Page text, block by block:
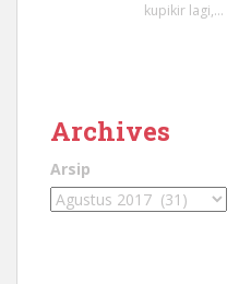
kupikir lagi,…
Archives
Arsip